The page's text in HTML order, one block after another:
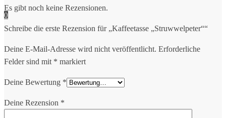
0
Es gibt noch keine Rezensionen.
Schreibe die erste Rezension für „Kaffeetasse „Struwwelpeter““
Deine E-Mail-Adresse wird nicht veröffentlicht. Erforderliche
Felder sind mit * markiert
Deine Bewertung *
Deine Rezension *